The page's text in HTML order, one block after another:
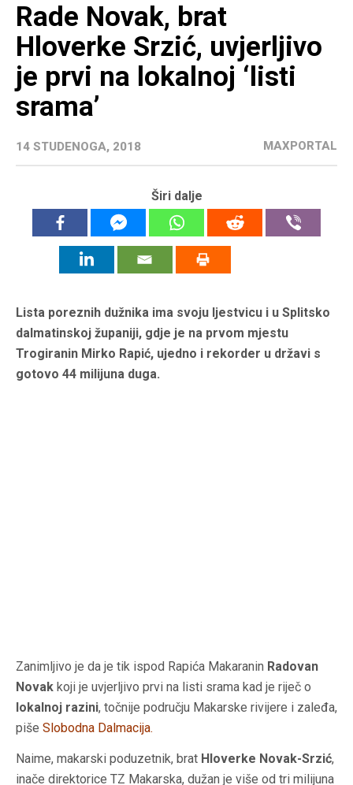
Rade Novak, brat
Hloverke Srzić, uvjerljivo
je prvi na lokalnoj ‘listi
srama’
14 STUDENOGA, 2018 MAXPORTAL
Širi dalje
Lista poreznih dužnika ima svoju ljestvicu i u Splitsko
dalmatinskoj županiji, gdje je na prvom mjestu
Trogiranin Mirko Rapić, ujedno i rekorder u državi s
gotovo 44 milijuna duga.
Zanimljivo je da je tik ispod Rapića Makaranin Radovan
Novak koji je uvjerljivo prvi na listi srama kad je riječ o
lokalnoj razini, točnije području Makarske rivijere i zaleđa,
piše Slobodna Dalmacija.
Naime, makarski poduzetnik, brat Hloverke Novak-Srzić,
inače direktorice TZ Makarska, dužan je više od tri milijuna